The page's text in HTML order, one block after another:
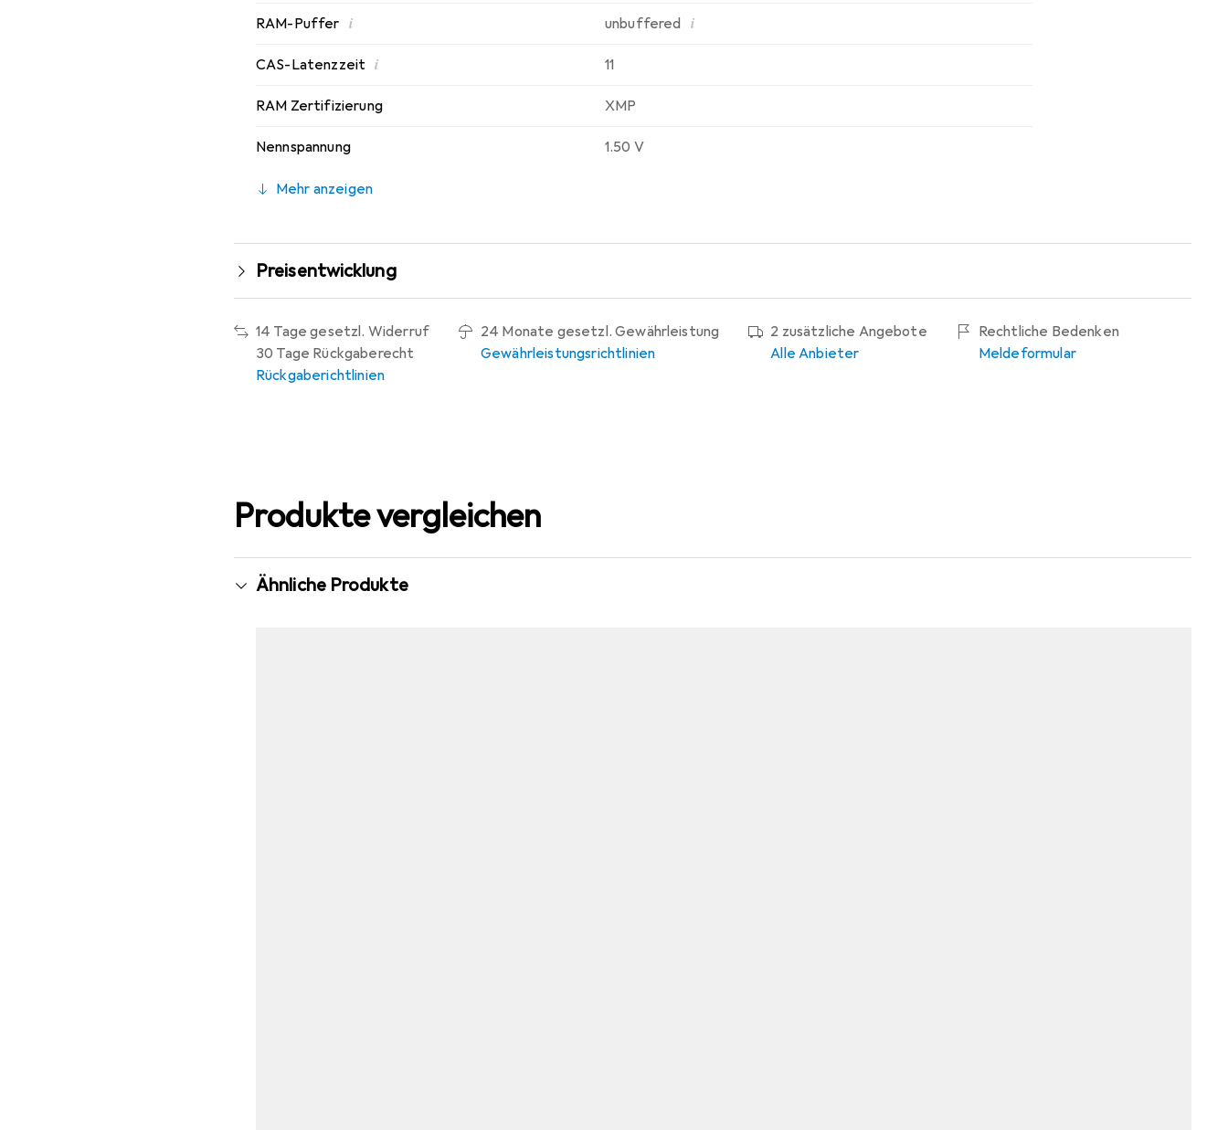
RAM-Puffer i unbuffered i
CAS-Latenzzeit i 11
RAM Zertifizierung XMP
Nennspannung 1.50 V
Mehr anzeigen
Preisentwicklung
14 Tage gesetzl. Widerruf
30 Tage Rückgaberecht
Rückgaberichtlinien
24 Monate gesetzl. Gewährleistung
Gewährleistungsrichtlinien
2 zusätzliche Angebote
Alle Anbieter
Rechtliche Bedenken
Meldeformular
Produkte vergleichen
Ähnliche Produkte